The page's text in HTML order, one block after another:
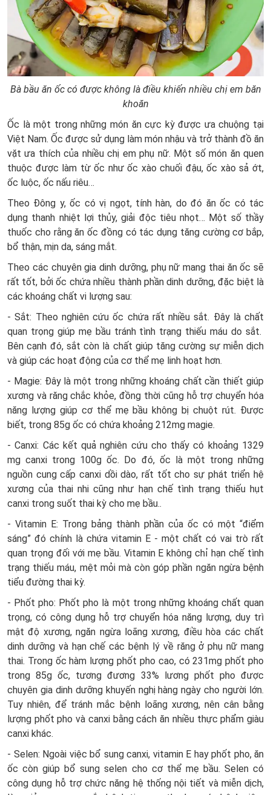
Bà bầu ăn ốc có được không là điều khiến nhiều chị em băn
khoăn
Ốc là một trong những món ăn cực kỳ được ưa chuộng tại
Việt Nam. Ốc được sử dụng làm món nhậu và trở thành đồ ăn
vặt ưa thích của nhiều chị em phụ nữ. Một số món ăn quen
thuộc được làm từ ốc như ốc xào chuối đậu, ốc xào sả ớt,
ốc luộc, ốc nấu riêu…
Theo Đông y, ốc có vị ngọt, tính hàn, do đó ăn ốc có tác
dụng thanh nhiệt lợi thủy, giải độc tiêu nhọt… Một số thầy
thuốc cho rằng ăn ốc đồng có tác dụng tăng cường cơ bắp,
bổ thận, mịn da, sáng mắt.
Theo các chuyên gia dinh dưỡng, phụ nữ mang thai ăn ốc sẽ
rất tốt, bởi ốc chứa nhiều thành phần dinh dưỡng, đặc biệt là
các khoáng chất vi lượng sau:
- Sắt: Theo nghiên cứu ốc chứa rất nhiều sắt. Đây là chất
quan trọng giúp mẹ bầu tránh tình trạng thiếu máu do sắt.
Bên cạnh đó, sắt còn là chất giúp tăng cường sự miễn dịch
và giúp các hoạt động của cơ thể mẹ linh hoạt hơn.
- Magie: Đây là một trong những khoáng chất cần thiết giúp
xương và răng chắc khỏe, đồng thời cũng hỗ trợ chuyển hóa
năng lượng giúp cơ thể mẹ bầu không bị chuột rút. Được
biết, trong 85g ốc có chứa khoảng 212mg magie.
- Canxi: Các kết quả nghiên cứu cho thấy có khoảng 1329
mg canxi trong 100g ốc. Do đó, ốc là một trong những
nguồn cung cấp canxi dồi dào, rất tốt cho sự phát triển hệ
xương của thai nhi cũng như hạn chế tình trạng thiếu hụt
canxi trong suốt thai kỳ cho mẹ bầu..
- Vitamin E: Trong bảng thành phần của ốc có một “điểm
sáng” đó chính là chứa vitamin E - một chất có vai trò rất
quan trọng đối với mẹ bầu. Vitamin E không chỉ hạn chế tình
trạng thiếu máu, mệt mỏi mà còn góp phần ngăn ngừa bệnh
tiểu đường thai kỳ.
- Phốt pho: Phốt pho là một trong những khoáng chất quan
trọng, có công dụng hỗ trợ chuyển hóa năng lượng, duy trì
mật độ xương, ngăn ngừa loãng xương, điều hòa các chất
dinh dưỡng và hạn chế các bệnh lý về răng ở phụ nữ mang
thai. Trong ốc hàm lượng phốt pho cao, có 231mg phốt pho
trong 85g ốc, tương đương 33% lương phốt pho được
chuyên gia dinh dưỡng khuyến nghị hàng ngày cho người lớn.
Tuy nhiên, để tránh mắc bệnh loãng xương, nên cân bằng
lượng phốt pho và canxi bằng cách ăn nhiều thực phẩm giàu
canxi khác.
- Selen: Ngoài việc bổ sung canxi, vitamin E hay phốt pho, ăn
ốc còn giúp bổ sung selen cho cơ thể mẹ bầu. Selen có
công dụng hỗ trợ chức năng hệ thống nội tiết và miễn dịch,